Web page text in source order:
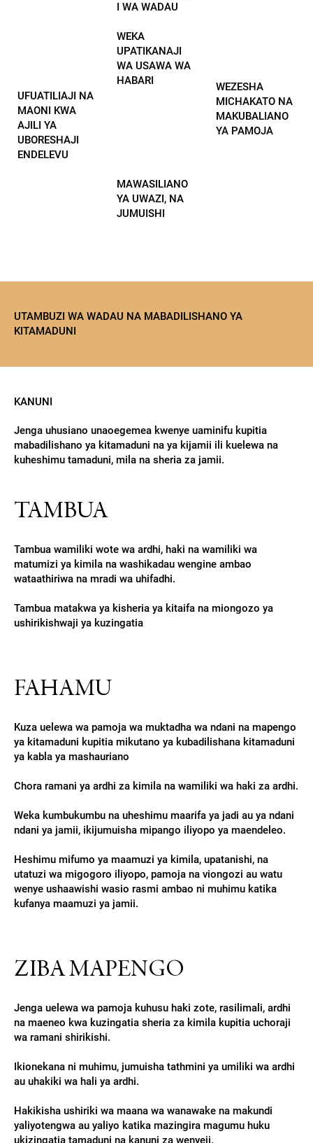
I WA WADAU
WEKA
UPATIKANAJI
WA USAWA WA
HABARI
UFUATILIAJI NA
MAONI KWA
AJILI YA
UBORESHAJI
ENDELEVU
MAWASILIANO
YA UWAZI, NA
JUMUISHI
WEZESHA
MICHAKATO NA
MAKUBALIANO
YA PAMOJA
UTAMBUZI WA WADAU NA MABADILISHANO YA
KITAMADUNI
KANUNI
Jenga uhusiano unaoegemea kwenye uaminifu kupitia
mabadilishano ya kitamaduni na ya kijamii ili kuelewa na
kuheshimu tamaduni, mila na sheria za jamii.
TAMBUA
Tambua wamiliki wote wa ardhi, haki na wamiliki wa
matumizi ya kimila na washikadau wengine ambao
wataathiriwa na mradi wa uhifadhi.
Tambua matakwa ya kisheria ya kitaifa na miongozo ya
ushirikishwaji ya kuzingatia
FAHAMU
Kuza uelewa wa pamoja wa muktadha wa ndani na mapengo
ya kitamaduni kupitia mikutano ya kubadilishana kitamaduni
ya kabla ya mashauriano
Chora ramani ya ardhi za kimila na wamiliki wa haki za ardhi.
Weka kumbukumbu na uheshimu maarifa ya jadi au ya ndani
ndani ya jamii, ikijumuisha mipango iliyopo ya maendeleo.
Heshimu mifumo ya maamuzi ya kimila, upatanishi, na
utatuzi wa migogoro iliyopo, pamoja na viongozi au watu
wenye ushaawishi wasio rasmi ambao ni muhimu katika
kufanya maamuzi ya jamii.
ZIBA MAPENGO
Jenga uelewa wa pamoja kuhusu haki zote, rasilimali, ardhi
na maeneo kwa kuzingatia sheria za kimila kupitia uchoraji
wa ramani shirikishi.
Ikionekana ni muhimu, jumuisha tathmini ya umiliki wa ardhi
au uhakiki wa hali ya ardhi.
Hakikisha ushiriki wa maana wa wanawake na makundi
yaliyotengwa au yaliyo katika mazingira magumu huku
ukizingatia tamaduni na kanuni za wenyeji.